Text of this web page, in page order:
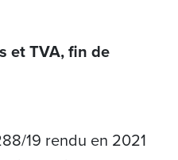
et TVA, fin de
19 rendu en 2021